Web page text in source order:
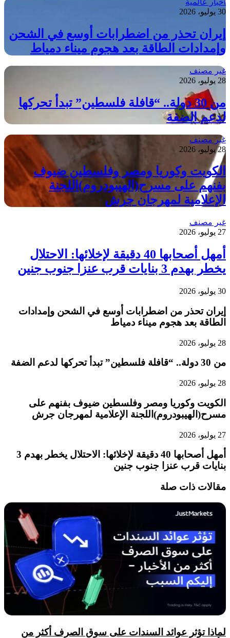
أخبار عالمية
30 يوليو، 2026
إيران تحذر من اضطرابات أوسع في الشحن
وإمدادات الطاقة بعد هجوم ميناء دمياط
غير مصنف
28 يوليو، 2026
من 30 دولة.. “قافلة فلسطين” تبدأ تحركها
لدعم الضفة
غير مصنف
28 يوليو، 2026
الكويت وكوريا ومصر وفلسطين ضيوف
بفنهم على مسرح(الهيبودروم)اللجنة
الإعلامية لمهرجان جرش
غير مصنف
27 يوليو، 2026
أمهل أصحابها 40 دقيقة لإخلائها: الاحتلال
يخطر بهدم 3 بنايات قرب عنزا جنوب جنين
30 يوليو، 2026
إيران تحذر من اضطرابات أوسع في الشحن وإمدادات
الطاقة بعد هجوم ميناء دمياط
28 يوليو، 2026
من 30 دولة.. “قافلة فلسطين” تبدأ تحركها لدعم الضفة
28 يوليو، 2026
الكويت وكوريا ومصر وفلسطين ضيوف بفنهم على
مسرح(الهيبودروم)اللجنة الإعلامية لمهرجان جرش
27 يوليو، 2026
أمهل أصحابها 40 دقيقة لإخلائها: الاحتلال يخطر بهدم 3
بنايات قرب عنزا جنوب جنين
مقالات ذات صلة
لماذا تؤثر عوائد السندات على سوق الصرف أكثر من